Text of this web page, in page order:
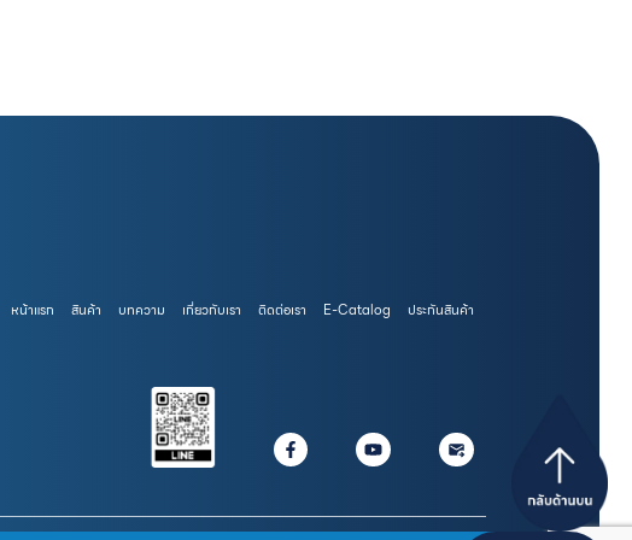
หน้าแรก สินค้า บทความ เกี่ยวกับเรา ติดต่อเรา E-Catalog ประกันสินค้า